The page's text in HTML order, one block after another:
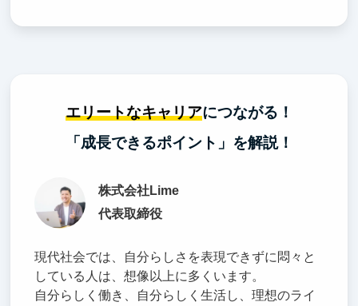
エリートなキャリアにつながる！
「成長できるポイント」を解説！
株式会社Lime
代表取締役
現代社会では、自分らしさを表現できずに悶々と
している人は、想像以上に多くいます。
自分らしく働き、自分らしく生活し、理想のライ